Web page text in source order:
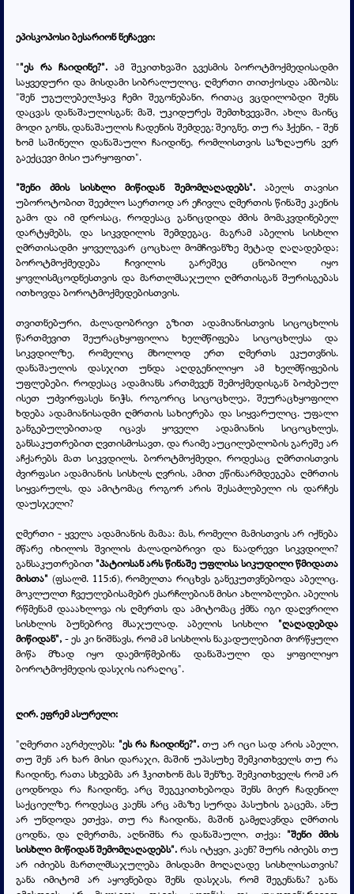
ეპისკოპოსი ბესარიონ ნეჩაევი:
""ეს რა ჩაიდინე?". ამ შეკითხვაში გვესმის ბოროტმოქმედისადმი
საყვედური და მისდამი სიბრალულიც. ღმერთი თითქოსდა ამბობს:
"შენ უგულებელჰყავ ჩემი შეგონებანი, რითაც ვცდილობდი შენს
დაცვას დანაშაულისგან; მაშ, უკიდურეს შემთხვევაში, ახლა მაინც
მოდი გონს, დანაშაულის ჩადენის შემდეგ; შეიგნე, თუ რა ჰქენი, - შენ
ხომ საშინელი დანაშაული ჩაიდინე, რომლისთვის საზღაურს ვერ
გაექცევი მისი უარყოფით".
"შენი ძმის სისხლი მიწიდან შემომღაღადებს".
აბელს თავისი
უბოროტობით შეეძლო საერთოდ არ ეჩივლა ღმერთის წინაშე კაენის
გამო და იმ დროსაც, როდესაც განიცდიდა ძმის მომაკვდინებელ
დარტყმებს, და სიკვდილის შემდეგაც. მაგრამ აბელის სისხლი
ღმრთისადმი ყოველგვარ ცოცხალ მომჩივანზე მეტად ღაღადებდა;
ბოროტმოქმედება ჩივილის გარეშეც ცნობილი იყო
ყოვლისმცოდნესთვის და მართლმსაჯული ღმრთისგან შურისგებას
ითხოვდა ბოროტმოქმედებისთვის.
თვითნებური, ძალადობრივი გზით ადამიანისთვის სიცოცხლის
წართმევით შეურაცხყოფილია ხელმწიფება სიცოცხლესა და
სიკვდილზე, რომელიც მხოლოდ ერთ ღმერთს ეკუთვნის.
დანაშაულის დასჯით უნდა აღდგენილიყო ამ ხელმწიფების
უფლებები. როდესაც ადამიანს ართმევენ შემოქმედისგან ბოძებულ
ისეთ უძვირფასეს ნიჭს, როგორიც სიცოცხლეა, შეურაცხყოფილი
ხდება ადამიანისადმი ღმრთის სახიერება და სიყვარულიც. უფალი
განგებულებითად იცავს ყოველი ადამიანის სიცოცხლეს,
განსაკუთრებით ღვთისმოსავთ, და რაიმე აუცილებლობის გარეშე არ
აჩქარებს მათ სიკვდილს. ბოროტმოქმედი, როდესაც ღმრთისთვის
ძვირფასი ადამიანის სისხლს ღვრის, ამით ეწინაარმდეგება ღმრთის
სიყვარულს, და ამიტომაც როგორ არის შესაძლებელი ის დარჩეს
დაუსჯელი?
ღმერთი - ყველა ადამიანის მამაა: მას, რომელი მამისთვის არ იქნება
მწარე იხილოს შვილის ძალადობრივი და ნაადრევი სიკვდილი?
განსაკუთრებით "პატიოსან არს წინაშე უფლისა სიკუდილი წმიდათა
მისთა" (ფსალმ. 115:6), რომელთა რიცხვს განეკუთვნებოდა აბელიც.
მოკლულთ ჩვეულებისამებრ ესარჩლებიან მისი ახლობლები. აბელის
რწმენამ დააახლოვა ის ღმერთს და ამიტომაც ქმნა იგი დაღვრილი
სისხლის ბუნებრივ მსაჯულად. აბელის სისხლი "ღაღადებდა
მიწიდან", - ეს კი ნიშნავს, რომ ამ სისხლის ნაკადულებით მორწყული
მიწა მზად იყო დაემოწმებინა დანაშაული და ყოფილიყო
ბოროტმოქმედის დასჯის იარაღიც".
ღირ. ეფრემ ასურელი:
"ღმერთი აგრძელებს: "ეს რა ჩაიდინე?". თუ არ იცი სად არის აბელი,
თუ შენ არ ხარ მისი დარაჯი, მაშინ უპასუხე შემკითხველს თუ რა
ჩაიდინე, რათა სხვებმა არ ჰკითხონ მას შენზე. შემკითხველს რომ არ
ცოდნოდა რა ჩაიდინე, არც შეგეკითხებოდა შენს მიერ ჩადენილ
საქციელზე. როდესაც კაენს არც ამაზე სურდა პასუხის გაცემა, ანუ
არ უნდოდა ეთქვა, თუ რა ჩაიდინა, მაშინ გამჟღავნდა ღმრთის
ცოდნა, და ღმერთმა, აღნიშნა რა დანაშაული, თქვა: "შენი ძმის
სისხლი მიწიდან შემომღაღადებს". რას იტყვი, კაენ? შურს იძიებს თუ
არ იძიებს მართლმსაჯულება მისდამი მოღაღადე სისხლისათვის?
განა იმიტომ არ აყოვნებდა შენს დასჯას, რომ შეგენანა? განა